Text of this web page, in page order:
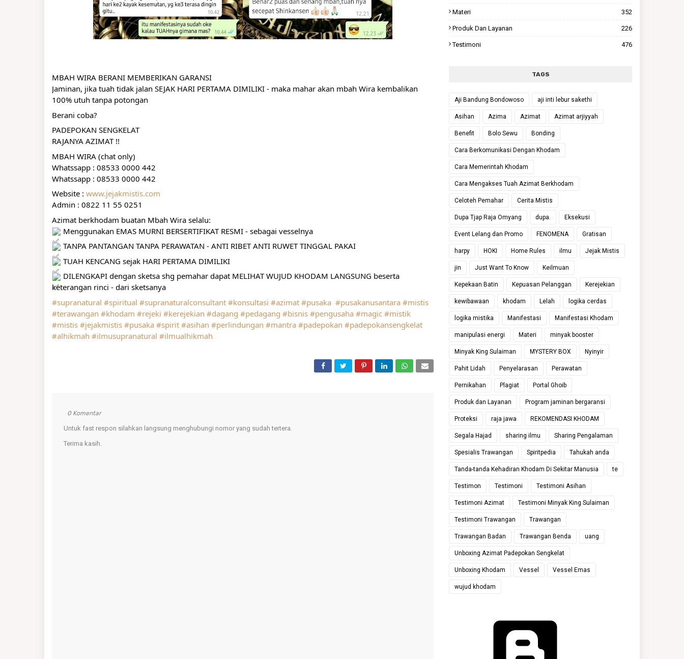
MBAH WIRA BERANI MEMBERIKAN GARANSI
Jaminan, jika tuah tidak jalan SEJAK HARI PERTAMA DIMILIKI - maka mahar akan mbah Wira kembalikan
100% utuh tanpa potongan
Berani coba?
PADEPOKAN SENGKELAT
RAJANYA AZIMAT !!
MBAH WIRA (chat only)
Whatssapp : 08533 0000 442
Whatssapp : 08533 0000 442
Website : www.jejakmistis.com
Admin : 0822 11 55 0251
Azimat berkhodam buatan Mbah Wira selalu:
Menggunakan EMAS MURNI BERSERTIFIKAT RESMI - sebagai vesselnya
TANPA PANTANGAN TANPA PERAWATAN - ANTI RIBET ANTI RUWET TINGGAL PAKAI
TUAH KENCANG sejak HARI PERTAMA DIMILIKI
DILENGKAPI dengan sketsa shg pemahar dapat MELIHAT WUJUD KHODAM LANGSUNG beserta
keterangan rinci - dari sketsanya
#supranatural #spiritual #supranaturalconsultant #konsultasi #azimat #pusaka #pusakanusantara #mistis
#terawangan #khodam #rejeki #kerejekian #dagang #pedagang #bisnis #pengusaha #magic #mistik
#mistis #jejakmistis #pusaka #spirit #asihan #perlindungan #mantra #padepokan #padepokansengkelat
#alhikmah #ilmusupranatural #ilmualhikmah
0 Komentar
Untuk fast respon silahkan langsung menghubungi nomor yang sudah tertera.
Terima kasih.
Materi 352
Produk Dan Layanan 226
Testimoni 476
TAGS
Aji Bandung Bondowoso aji inti lebur sakethi
Asihan Azima Azimat Azimat arjiyyah
Benefit Bolo Sewu Bonding
Cara Berkomunikasi Dengan Khodam
Cara Memerintah Khodam
Cara Mengakses Tuah Azimat Berkhodam
Celoteh Pemahar Cerita Mistis
Dupa Tjap Raja Omyang dupa. Eksekusi
Event Lelang dan Promo FENOMENA Gratisan
harpy HOKI Home Rules ilmu Jejak Mistis
jin Just Want To Know Keilmuan
Kepekaan Batin Kepuasan Pelanggan Kerejekian
kewibawaan khodam Lelah logika cerdas
logika mistika Manifestasi Manifestasi Khodam
manipulasi energi Materi minyak booster
Minyak King Sulaiman MYSTERY BOX Nyinyir
Pahit Lidah Penyelarasan Perawatan
Pernikahan Plagiat Portal Ghoib
Produk dan Layanan Program jaminan bergaransi
Proteksi raja jawa REKOMENDASI KHODAM
Segala Hajad sharing ilmu Sharing Pengalaman
Spesialis Trawangan Spiritpedia Tahukah anda
Tanda-tanda Kehadiran Khodam Di Sekitar Manusia te
Testimon Testimoni Testimoni Asihan
Testimoni Azimat Testimoni Minyak King Sulaiman
Testimoni Trawangan Trawangan
Trawangan Badan Trawangan Benda uang
Unboxing Azimat Padepokan Sengkelat
Unboxing Khodam Vessel Vessel Emas
wujud khodam